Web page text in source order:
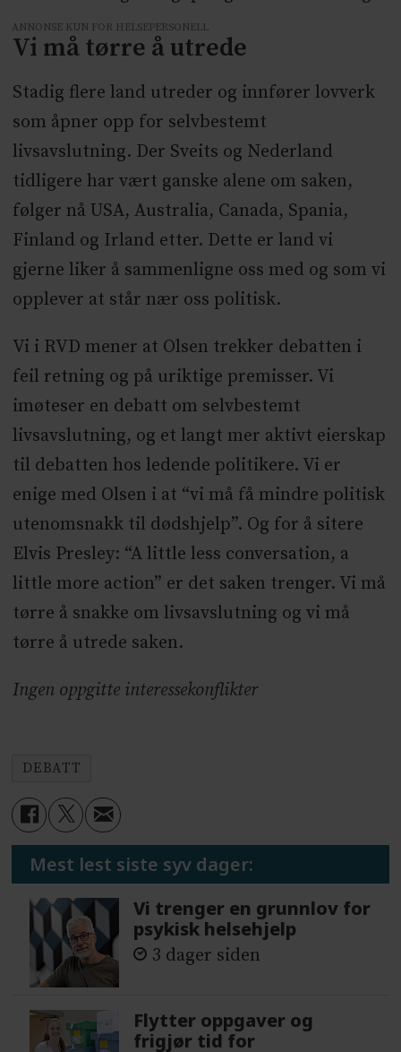
ANNONSE KUN FOR HELSEPERSONELL
Vi må tørre å utrede
Stadig flere land utreder og innfører lovverk
som åpner opp for selvbestemt
livsavslutning. Der Sveits og Nederland
tidligere har vært ganske alene om saken,
følger nå USA, Australia, Canada, Spania,
Finland og Irland etter. Dette er land vi
gjerne liker å sammenligne oss med og som vi
opplever at står nær oss politisk.
Vi i RVD mener at Olsen trekker debatten i
feil retning og på uriktige premisser. Vi
imøteser en debatt om selvbestemt
livsavslutning, og et langt mer aktivt eierskap
til debatten hos ledende politikere. Vi er
enige med Olsen i at “vi må få mindre politisk
utenomsnakk til dødshjelp”. Og for å sitere
Elvis Presley: “A little less conversation, a
little more action” er det saken trenger. Vi må
tørre å snakke om livsavslutning og vi må
tørre å utrede saken.
Ingen oppgitte interessekonflikter
DEBATT
Mest lest siste syv dager:
Vi trenger en grunnlov for
psykisk helsehjelp
3 dager siden
Flytter oppgaver og
frigjør tid for